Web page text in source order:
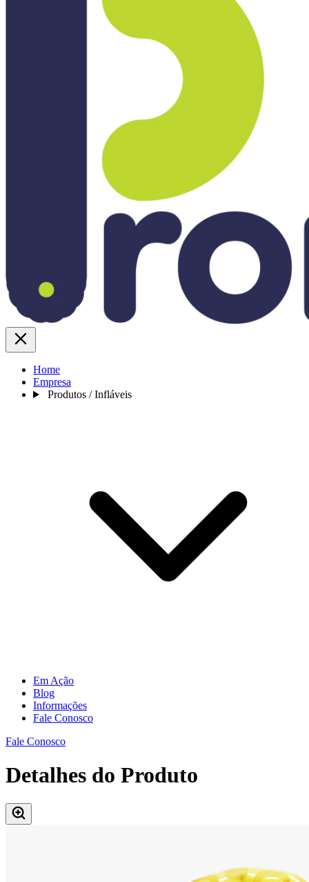
Home
Empresa
Produtos / Infláveis
Em Ação
Blog
Informações
Fale Conosco
Fale Conosco
Detalhes do Produto